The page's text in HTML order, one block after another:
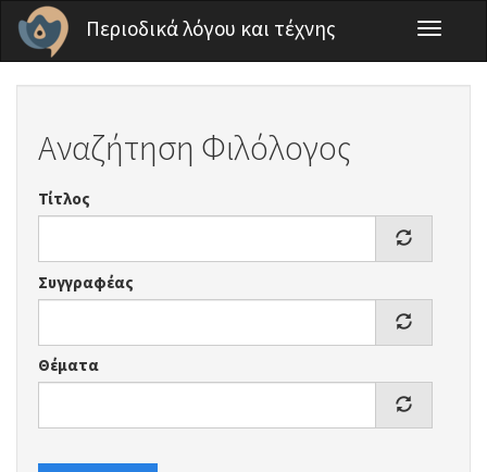
Παράκαμψη προς το κυρίως περιεχόμενο
Περιοδικά λόγου και τέχνης
Toggle
Αναζήτηση Φιλόλογος
Τίτλος
Συγγραφέας
Θέματα